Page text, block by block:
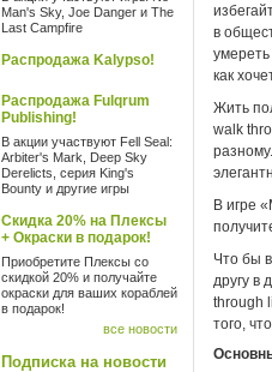
Man's Sky, Joe Danger и The
Last Campfire
Распродажа Kalypso!
Распродажа Fulqrum
Publishing!
В акции участвуют Fell Seal:
Arbiter's Mark, Deep Sky
Derelicts, серия King's
Bounty и другие игры
Скидка 20% на Плексы
+ Окраски в подарок!
Приобретите Плексы со
скидкой 20% и получайте
окраски для ваших кораблей
в подарок!
все новости
Подписка на новости
в
как
Жить
walk
В игре
Что бы
другу в
through
того,